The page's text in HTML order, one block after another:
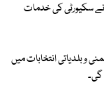
نے سکیورٹی کی خدمات
و بلدیاتی انتخابات میں
گی۔